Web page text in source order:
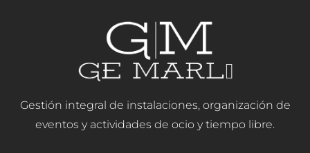
Gestión integral de instalaciones, organización de
eventos y actividades de ocio y tiempo libre.